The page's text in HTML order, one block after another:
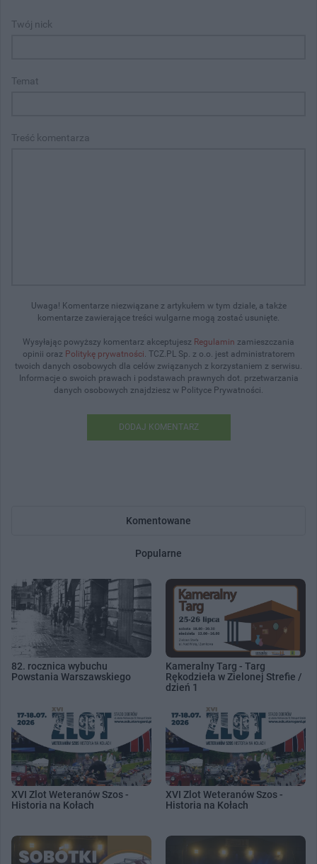
Twój nick
Temat
Treść komentarza
Uwaga! Komentarze niezwiązane z artykułem w tym dziale, a także
komentarze zawierające treści wulgarne mogą zostać usunięte.
Wysyłając powyższy komentarz akceptujesz Regulamin zamieszczania
opinii oraz Politykę prywatności. TCZ.PL Sp. z o.o. jest administratorem
twoich danych osobowych dla celów związanych z korzystaniem z serwisu.
Informacje o swoich prawach i podstawach prawnych dot. przetwarzania
danych osobowych znajdziesz w Polityce Prywatności.
DODAJ KOMENTARZ
Komentowane
Popularne
82. rocznica wybuchu
Powstania Warszawskiego
Kameralny Targ - Targ
Rękodzieła w Zielonej Strefie /
dzień 1
XVI Zlot Weteranów Szos -
Historia na Kołach
XVI Zlot Weteranów Szos -
Historia na Kołach